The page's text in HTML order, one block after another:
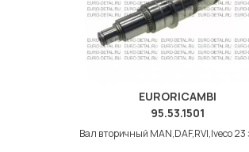
EURORICAMBI
95.53.1501
Вал вторичный MAN,DAF,RVI,Iveco 23